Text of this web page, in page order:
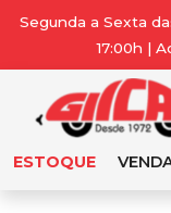
Segunda a Sexta
17:00h |
ESTOQUE